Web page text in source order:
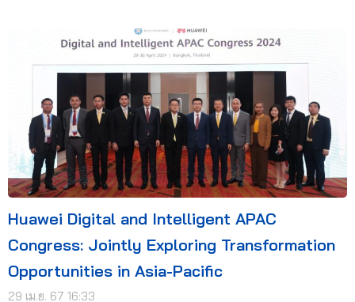
Huawei Digital and Intelligent APAC
Congress: Jointly Exploring Transformation
Opportunities in Asia-Pacific
29 เม.ย. 67 16:33